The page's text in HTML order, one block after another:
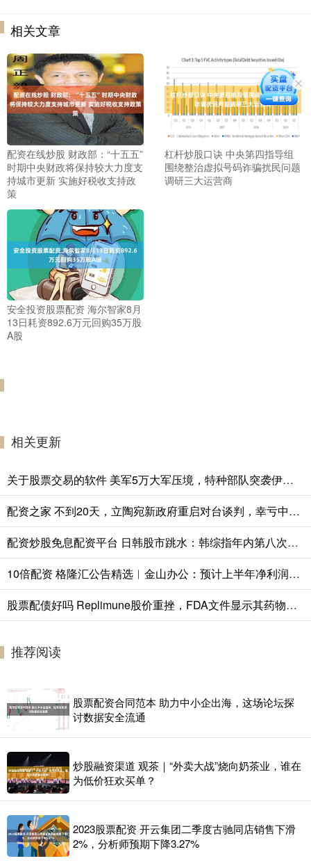
相关文章
配资在线炒股 财政部：“十五五”
时期中央财政将保持较大力度支
持城市更新 实施好税收支持政
策
杠杆炒股口诀 中央第四指导组
围绕整治虚拟号码诈骗扰民问题
调研三大运营商
安全投资股票配资 海尔智家8月
13日耗资892.6万元回购35万股
A股
相关更新
关于股票交易的软件 美军5万大军压境，特种部队突袭伊朗核设施，一场豪赌胜负难料？
配资之家 不到20天，立陶宛新政府重启对台谈判，幸亏中国早留了一手！
配资炒股免息配资平台 日韩股市跳水：韩综指年内第八次熔断，AI泡沫担忧升温
10倍配资 格隆汇公告精选︱金山办公：预计上半年净利润同比增长209.98%到263.89%；甘咨询：不涉及“东数西算”及算力服务等相关业务领域
股票配债好吗 Replimune股价重挫，FDA文件显示其药物面临“ 艰难博弈”
推荐阅读
股票配资合同范本 助力中小企出海，这场论坛探
讨数据安全流通
炒股融资渠道 观茶｜“外卖大战”烧向奶茶业，谁在
为低价狂欢买单？
2023股票配资 开云集团二季度古驰同店销售下滑
2%，分析师预期下降3.27%